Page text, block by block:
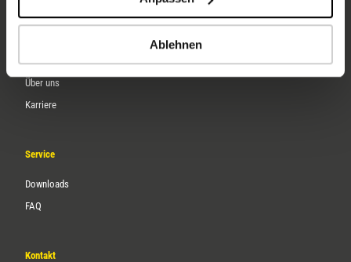
Ablehnen
Über uns
Karriere
Service
Downloads
FAQ
Kontakt